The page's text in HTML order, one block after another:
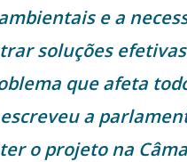
e a
soluções
que afeta
a
o projeto na